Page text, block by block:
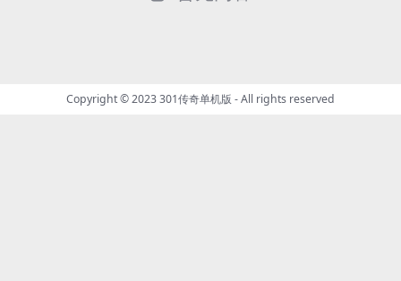
Copyright © 2023301传奇单机版 - All rights reserved